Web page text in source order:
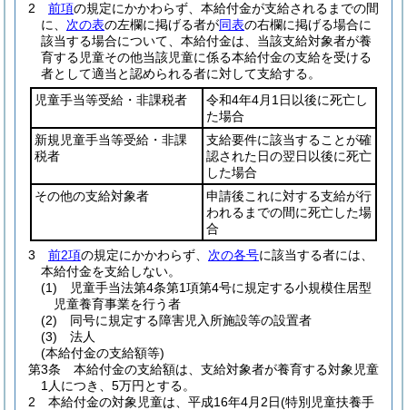
2
前項の規定にかかわらず、本給付金が支給されるまでの間
に、 次の表の左欄に掲げる者が同表の右欄に掲げる場合に
該当する場合について、本給付金は、当該支給対象者が養
育する児童その他当該児童に係る本給付金の支給を受ける
者として適当と認められる者に対して支給する。
児童手当等受給・非課税者
令和4年4月1日以後に死亡し
た場合
新規児童手当等受給・非課
税者
支給要件に該当することが確
認された日の翌日以後に死亡
した場合
その他の支給対象者
申請後これに対する支給が行
われるまでの間に死亡した場
合
3
前2項の規定にかかわらず、 次の各号に該当する者には、
本給付金を支給しない。
(1)
児童手当法第4条第1項第4号に規定する小規模住居型
児童養育事業を行う者
(2)
同号に規定する障害児入所施設等の設置者
(3)
法人
(本給付金の支給額等)
第3条
本給付金の支給額は、支給対象者が養育する対象児童
1人につき、5万円とする。
2
本給付金の対象児童は、平成16年4月2日(特別児童扶養手